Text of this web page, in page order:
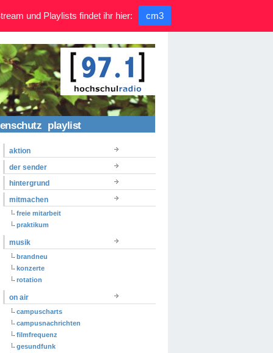
playlist
aktion
der sender
hintergrund
mitmachen
freie mitarbeit
praktikum
musik
brandneu
konzerte
rotation
on air
campuscharts
campusnachrichten
filmfrequenz
gesundfunk
und Playlists findet ihr hier: cm3